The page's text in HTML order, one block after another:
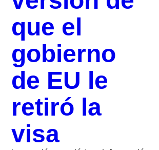
que el
gobierno
de EU le
retiró la
visa